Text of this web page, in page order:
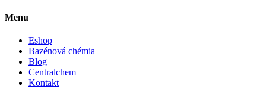
Menu
Eshop
Bazénová chémia
Blog
Centralchem
Kontakt